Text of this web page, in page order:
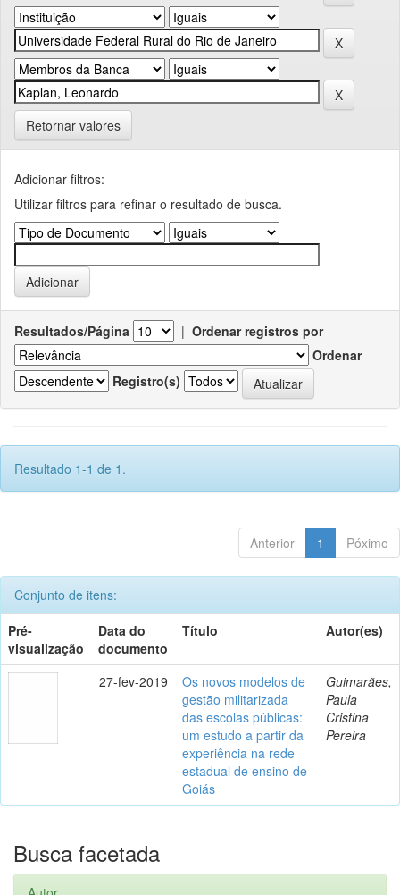
Retornar valores
Adicionar filtros:
Utilizar filtros para refinar o resultado de busca.
Resultados/Página | Ordenar registros por
Ordenar
Registro(s)
Resultado 1-1 de 1.
Anterior 1 Póximo
Conjunto de itens:
Pré-
visualização
Data do
documento
Título Autor(es)
27-fev-2019
Os novos modelos de
gestão militarizada
das escolas públicas:
um estudo a partir da
experiência na rede
estadual de ensino de
Goiás
Guimarães,
Paula
Cristina
Pereira
Busca facetada